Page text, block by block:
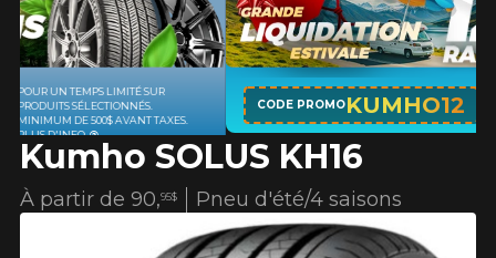
PNEUS
RECHERCHE DE PNEUS VOIR TOUT
Rechercher par
Par dimensions Par véhicule
Recherche par dimensions DIAMÈTRE
ROUES
RECHERCHE DE ROUES
Par dimensions
ENSEMBLES
RECHERCHE D'ENSEMBLES
PROMOTIONS
Kumho SOLUS KH16
Pneu d'été/4 saisons
À partir de 90,95$
CODE PROMOKUMHO12
APPLICABLE SUR TOUT ACHAT DE 4
PNEUS DE MARQUE KUMHO* PLUS
D'INFO